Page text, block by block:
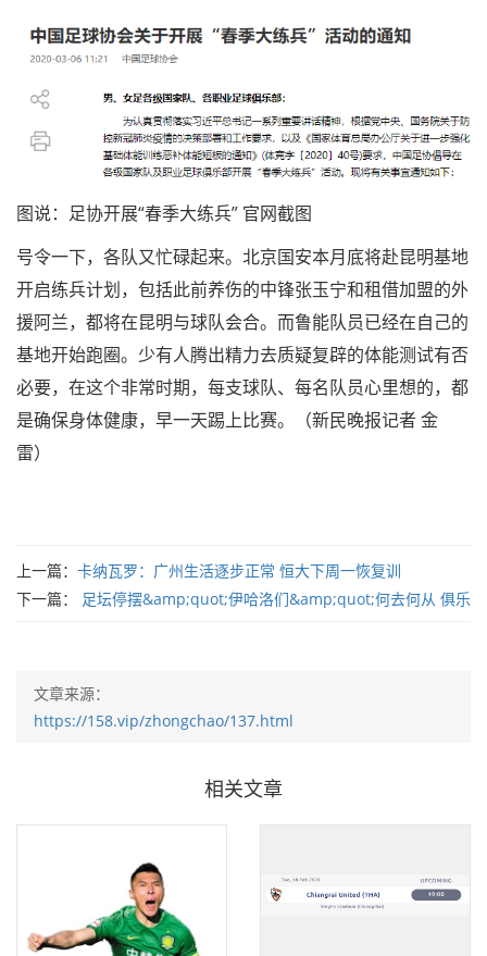
图说：足协开展“春季大练兵” 官网截图
号令一下，各队又忙碌起来。北京国安本月底将赴昆明基地
开启练兵计划，包括此前养伤的中锋张玉宁和租借加盟的外
援阿兰，都将在昆明与球队会合。而鲁能队员已经在自己的
基地开始跑圈。少有人腾出精力去质疑复辟的体能测试有否
必要，在这个非常时期，每支球队、每名队员心里想的，都
是确保身体健康，早一天踢上比赛。（新民晚报记者 金
雷）
上一篇： 卡纳瓦罗：广州生活逐步正常 恒大下周一恢复训
下一篇：
足坛停摆&amp;quot;伊哈洛们&amp;quot;何去何从 俱乐
文章来源：
https://158.vip/zhongchao/137.html
相关文章